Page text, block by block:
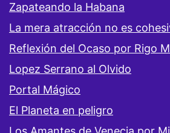
Zapateando la Habana
La mera atracción no es
Reflexión del Ocaso por Rigo
Lopez Serrano al Olvido
Portal Mágico
El Planeta en peligro